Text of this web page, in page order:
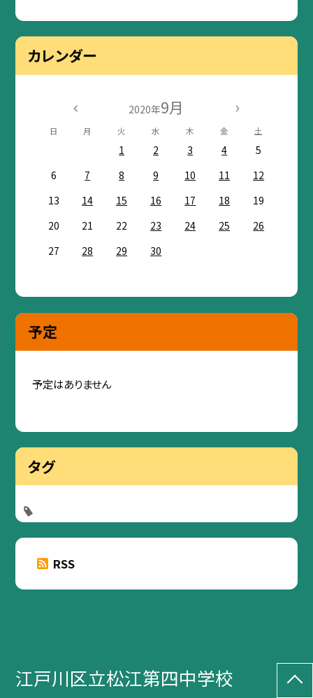
カレンダー
2020年9月
日 月 火 水 木 金 土
1 2 3 4
5
6
7 8 9 10 11
12
13
14 15 16 17 18
19
20
21 22 23 24 25
26
27
28 29 30
予定
予定はありません
タグ
RSS
江戸川区立松江第四中学校